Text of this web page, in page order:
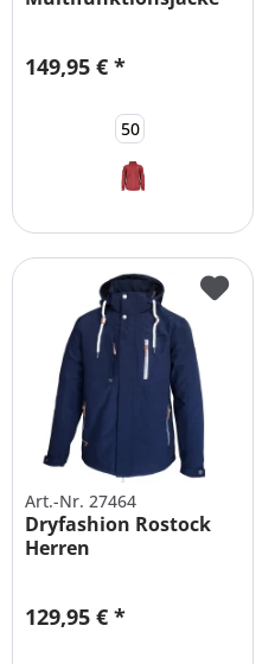
149,95 € *
50
Art.-Nr. 27464
Dryfashion Rostock
Herren
129,95 € *